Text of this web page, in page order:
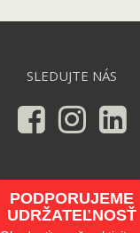
SLEDUJTE NÁS
PODPORUJEME
UDRŽATEĽNOSŤ